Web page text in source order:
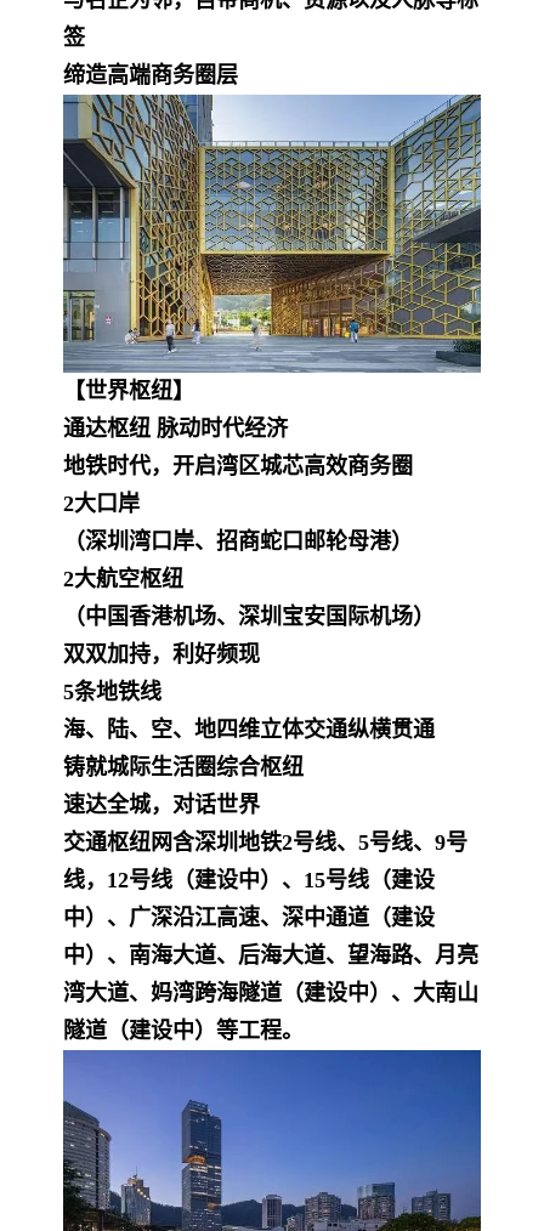
签
缔造高端商务圈层
【世界枢纽】
通达枢纽 脉动时代经济
地铁时代，开启湾区城芯高效商务圈
2大口岸
（深圳湾口岸、招商蛇口邮轮母港）
2大航空枢纽
（中国香港机场、深圳宝安国际机场）
双双加持，利好频现
5条地铁线
海、陆、空、地四维立体交通纵横贯通
铸就城际生活圈综合枢纽
速达全城，对话世界
交通枢纽网含深圳地铁2号线、5号线、9号
线，12号线（建设中）、15号线（建设
中）、广深沿江高速、深中通道（建设
中）、南海大道、后海大道、望海路、月亮
湾大道、妈湾跨海隧道（建设中）、大南山
隧道（建设中）等工程。